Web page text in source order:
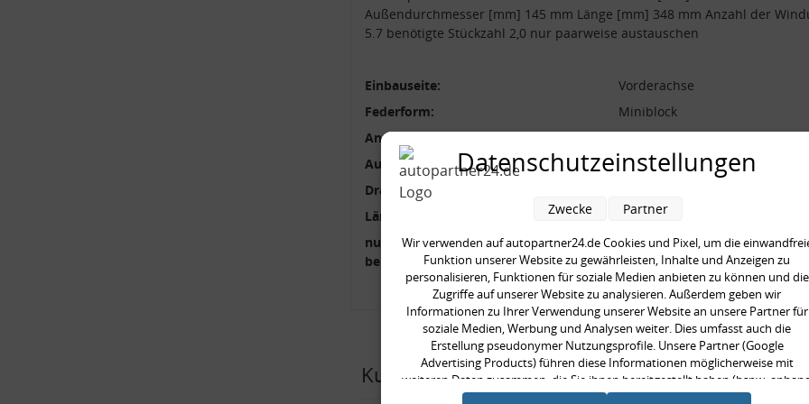
Außendurchmesser [mm] 145 mm Länge [mm] 348 mm Anzahl der
5.7 benötigte Stückzahl 2,0 nur paarweise austauschen
Einbauseite:
Vorderachse
Federform:
Miniblock
Anzahl der Windungen:
5.7
Außendurchmesser [mm]:
145 mm
Drahtdurchmesser [mm]:
Länge [mm]:
348 mm
nur paarweise austauschen:
benötigte Stückzahl:
2,0
Kunden kauften auch
Datenschutzeinstellungen
Wir verwenden auf autopartner24.de Cookies und Pixel, um die
Funktion unserer Website zu gewährleisten, Inhalte und Anzeigen zu
personalisieren, Funktionen für soziale Medien anbieten zu können und die
Zugriffe auf unserer Website zu analysieren. Außerdem geben wir
Informationen zu Ihrer Verwendung unserer Website an unsere Partner für
soziale Medien, Werbung und Analysen weiter. Dies umfasst auch die
Erstellung pseudonymer Nutzungsprofile. Unsere Partner (Google
Advertising Products) führen diese Informationen möglicherweise mit
weiteren Daten zusammen, die Sie ihnen bereitgestellt haben (bspw.
eines persönlichen Accounts) oder welche sie im Rahmen Ihrer Nutzung der
Zwecke Partner